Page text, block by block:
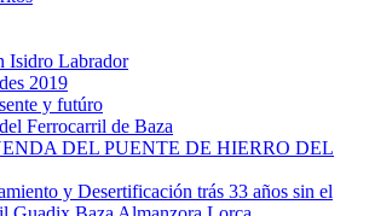
Isidro Labrador
2019
y futúro
Ferrocarril de Baza
DEL PUENTE DE HIERRO DEL
y Desertificación trás 33 años sin el